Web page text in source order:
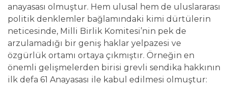
anayasası olmuştur. Hem ulusal hem de uluslararası
politik denklemler bağlamındaki kimi dürtülerin
neticesinde, Milli Birlik Komitesi’nin pek de
arzulamadığı bir geniş haklar yelpazesi ve
özgürlük ortamı ortaya çıkmıştır. Örneğin en
önemli gelişmelerden birisi grevli sendika hakkının
ilk defa 61 Anayasası ile kabul edilmesi olmuştur: